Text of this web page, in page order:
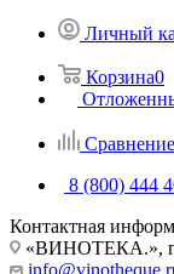
Личный
Корзина0
8 (800) 444
Контактная
«ВИНОТЕКА.», г.